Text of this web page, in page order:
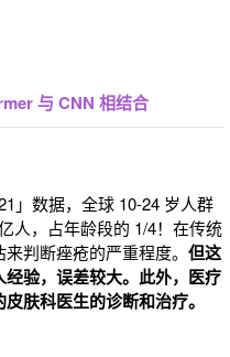
与 CNN 相结合
」数据，全球 10-24 岁人群
人，占年龄段的 1/4！在传统
判断痤疮的严重程度。 但这
经验，误差较大。此外，医疗
肤科医生的诊断和治疗。